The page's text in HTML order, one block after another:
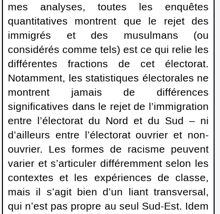
mes analyses, toutes les enquêtes
quantitatives montrent que le rejet des
immigrés et des musulmans (ou
considérés comme tels) est ce qui relie les
différentes fractions de cet électorat.
Notamment, les statistiques électorales ne
montrent jamais de différences
significatives dans le rejet de l’immigration
entre l’électorat du Nord et du Sud – ni
d’ailleurs entre l’électorat ouvrier et non-
ouvrier. Les formes de racisme peuvent
varier et s’articuler différemment selon les
contextes et les expériences de classe,
mais il s’agit bien d’un liant transversal,
qui n’est pas propre au seul Sud-Est. Idem